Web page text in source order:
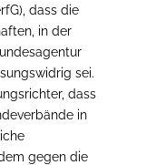
dass die
in der
sei.
dass
in
gegen die